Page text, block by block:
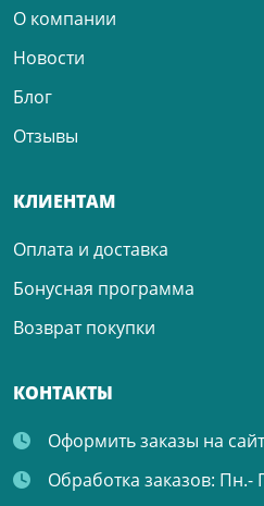
О компании
Новости
Блог
Отзывы
КЛИЕНТАМ
Оплата и доставка
Бонусная программа
Возврат покупки
КОНТАКТЫ
Оформить заказы на
Обработка заказов: Пн.-